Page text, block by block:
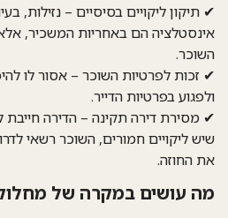
✔ תיקון ליקויים בסיסיים – נזילות,
אינסטלציה הם באחריות המשכיר, אלא
השוכר.
✔ זכות לפרטיות השוכר – אסור לו
ולפגוע בפרטיות הדייר.
✔ מסירת דירה תקינה – הדירה חייבת
שיש ליקויים חמורים, השוכר רשאי
את החוזה.
מה עושים במקרה של